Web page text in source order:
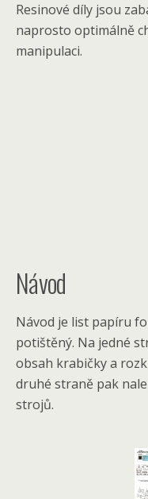
Resinové díly jsou
naprosto optimálně
manipulaci.
Návod
Návod je list papíru
potištěný. Na jedné
obsah krabičky a
druhé straně pak
strojů.